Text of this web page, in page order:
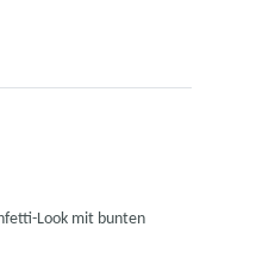
Look mit bunten